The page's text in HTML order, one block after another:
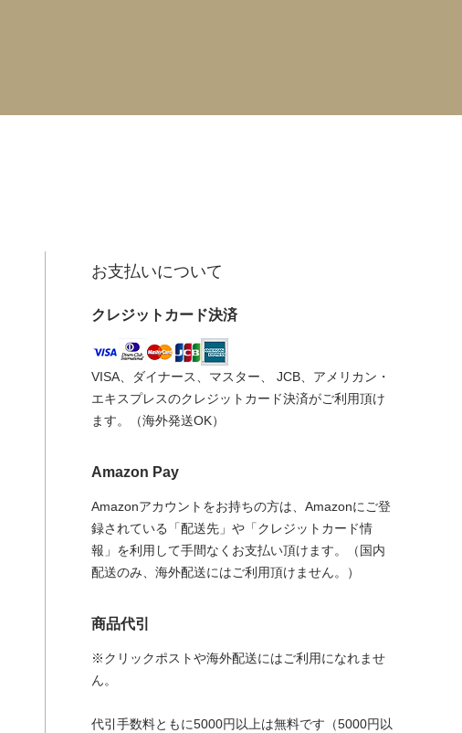
お支払いについて
クレジットカード決済
VISA、ダイナース、マスター、 JCB、アメリカン・
エキスプレスのクレジットカード決済がご利用頂け
ます。（海外発送OK）
Amazon Pay
Amazonアカウントをお持ちの方は、Amazonにご登
録されている「配送先」や「クレジットカード情
報」を利用して手間なくお支払い頂けます。（国内
配送のみ、海外配送にはご利用頂けません。）
商品代引
※クリックポストや海外配送にはご利用になれませ
ん。
代引手数料ともに5000円以上は無料です（5000円以